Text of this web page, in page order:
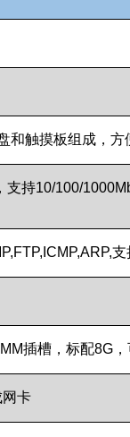
和触摸板组成，方
支持10/100/
支
插槽，标配8G
卡